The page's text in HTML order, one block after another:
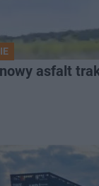
asfalt